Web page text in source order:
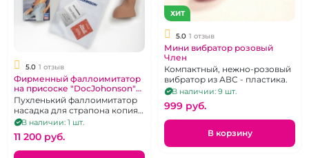
5.0 1 отзыв
Фирменный фаллоимитатор
на присоске "DocJohonson"
Jeff Stryker реалистичный из
киберкожи
Пухленький фаллоимитатор
насадка для страпона копия
члена зведы Джефа
Страйкера, 19 cм
В наличии: 1 шт.
11 200 pуб.
ХИТ
5.0 1 отзыв
Мини вибратор розовый
Член
Компактный, нежно-розовый
вибратор из АВС - пластика.
В наличии: 9 шт.
999 pуб.
В корзину